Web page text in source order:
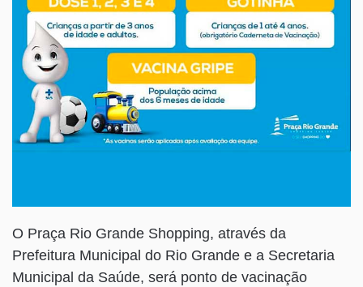
O Praça Rio Grande Shopping, através da
Prefeitura Municipal do Rio Grande e a Secretaria
Municipal da Saúde, será ponto de vacinação